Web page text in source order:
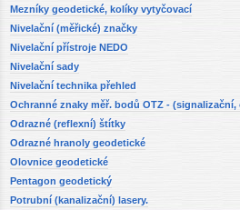
Mezníky geodetické, kolíky vytyčovací
Nivelační (měřické) značky
Nivelační přístroje NEDO
Nivelační sady
Nivelační technika přehled
Ochranné znaky měř. bodů OTZ - (signalizační,
Odrazné (reflexní) štítky
Odrazné hranoly geodetické
Olovnice geodetické
Pentagon geodetický
Potrubní (kanalizační) lasery.